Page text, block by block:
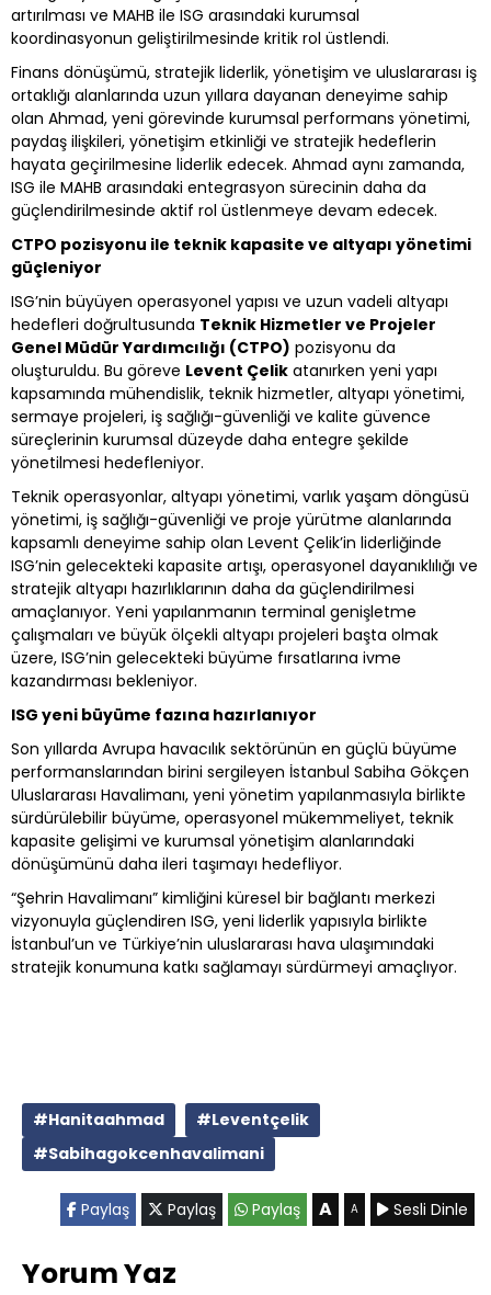
artırılması ve MAHB ile ISG arasındaki kurumsal
koordinasyonun geliştirilmesinde kritik rol üstlendi.
Finans dönüşümü, stratejik liderlik, yönetişim ve uluslararası iş
ortaklığı alanlarında uzun yıllara dayanan deneyime sahip
olan Ahmad, yeni görevinde kurumsal performans yönetimi,
paydaş ilişkileri, yönetişim etkinliği ve stratejik hedeflerin
hayata geçirilmesine liderlik edecek. Ahmad aynı zamanda,
ISG ile MAHB arasındaki entegrasyon sürecinin daha da
güçlendirilmesinde aktif rol üstlenmeye devam edecek.
CTPO pozisyonu ile teknik kapasite ve altyapı yönetimi
güçleniyor
ISG’nin büyüyen operasyonel yapısı ve uzun vadeli altyapı
hedefleri doğrultusunda Teknik Hizmetler ve Projeler
Genel Müdür Yardımcılığı (CTPO) pozisyonu da
oluşturuldu. Bu göreve Levent Çelik atanırken yeni yapı
kapsamında mühendislik, teknik hizmetler, altyapı yönetimi,
sermaye projeleri, iş sağlığı-güvenliği ve kalite güvence
süreçlerinin kurumsal düzeyde daha entegre şekilde
yönetilmesi hedefleniyor.
Teknik operasyonlar, altyapı yönetimi, varlık yaşam döngüsü
yönetimi, iş sağlığı-güvenliği ve proje yürütme alanlarında
kapsamlı deneyime sahip olan Levent Çelik’in liderliğinde
ISG’nin gelecekteki kapasite artışı, operasyonel dayanıklılığı ve
stratejik altyapı hazırlıklarının daha da güçlendirilmesi
amaçlanıyor. Yeni yapılanmanın terminal genişletme
çalışmaları ve büyük ölçekli altyapı projeleri başta olmak
üzere, ISG’nin gelecekteki büyüme fırsatlarına ivme
kazandırması bekleniyor.
ISG yeni büyüme fazına hazırlanıyor
Son yıllarda Avrupa havacılık sektörünün en güçlü büyüme
performanslarından birini sergileyen İstanbul Sabiha Gökçen
Uluslararası Havalimanı, yeni yönetim yapılanmasıyla birlikte
sürdürülebilir büyüme, operasyonel mükemmeliyet, teknik
kapasite gelişimi ve kurumsal yönetişim alanlarındaki
dönüşümünü daha ileri taşımayı hedefliyor.
“Şehrin Havalimanı” kimliğini küresel bir bağlantı merkezi
vizyonuyla güçlendiren ISG, yeni liderlik yapısıyla birlikte
İstanbul’un ve Türkiye’nin uluslararası hava ulaşımındaki
stratejik konumuna katkı sağlamayı sürdürmeyi amaçlıyor.
#Hanitaahmad
#Leventçelik
#Sabihagokcenhavalimani
Paylaş Paylaş Paylaş A A Sesli Dinle
Yorum Yaz